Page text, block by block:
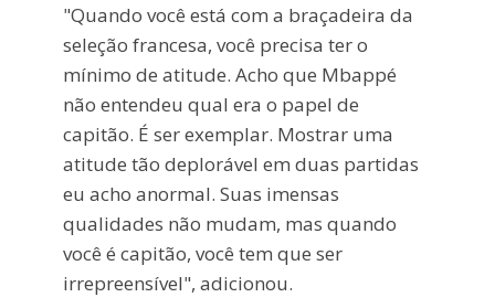
"Quando você está com a braçadeira da
seleção francesa, você precisa ter o
mínimo de atitude. Acho que Mbappé
não entendeu qual era o papel de
capitão. É ser exemplar. Mostrar uma
atitude tão deplorável em duas partidas
eu acho anormal. Suas imensas
qualidades não mudam, mas quando
você é capitão, você tem que ser
irrepreensível", adicionou.